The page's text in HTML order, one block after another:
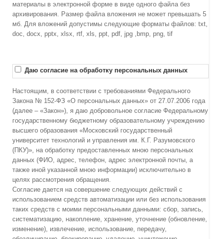
материалы в электронной форме в виде одного файла без
архивирования. Размер файла вложения не может превышать 5
мб. Для вложений допустимы следующие форматы файлов: txt,
doc, docx, pptx, xlsx, rtf, xls, ppt, pdf, jpg ,bmp, png, tif
Даю согласие на обработку персональных данных
Настоящим, в соответствии с требованиями Федерального
Закона № 152-ФЗ «О персональных данных» от 27.07.2006 года
(далее – «Закон»), я даю добровольное согласие Федеральному
государственному бюджетному образовательному учреждению
высшего образования «Московский государственный
университет технологий и управления им. К.Г. Разумовского
(ПКУ)», на обработку предоставленных мною персональных
данных (ФИО, адрес, телефон, адрес электронной почты, а
также иной указанной мною информации) исключительно в
целях рассмотрения обращения.
Согласие дается на совершение следующих действий с
использованием средств автоматизации или без использования
таких средств с моими персональными данными: сбор, запись,
систематизацию, накопление, хранение, уточнение (обновление,
изменение), извлечение, использование, передачу,